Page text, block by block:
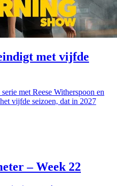
met vijfde
met Reese Witherspoon en
vijfde seizoen, dat in 2027
– Week 22